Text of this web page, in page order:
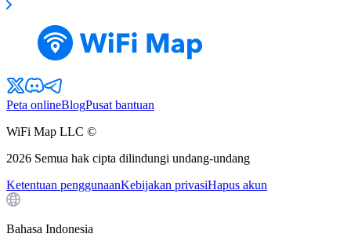
Peta onlineBlogPusat bantuan
WiFi Map LLC ©
2026 Semua hak cipta dilindungi undang-undang
Ketentuan penggunaanKebijakan privasiHapus akun
Bahasa Indonesia